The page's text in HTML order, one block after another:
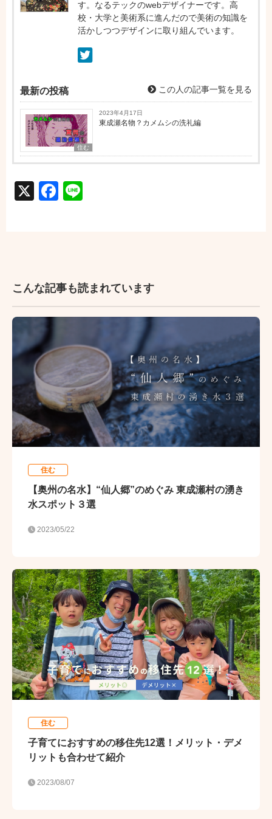
す。なるテックのwebデザイナーです。高
校・大学と美術系に進んだので美術の知識を
活かしつつデザインに取り組んでいます。
最新の投稿 この人の記事一覧を見る
住む
2023年4月17日
東成瀬名物？カメムシの洗礼編
X Facebook
こんな記事も読まれています
住む
【奥州の名水】“仙人郷”のめぐみ 東成瀬村の湧き
水スポット３選
2023/05/22
住む
子育てにおすすめの移住先12選！メリット・デメ
リットも合わせて紹介
2023/08/07